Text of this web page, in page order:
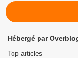
Hébergé par
Top articles